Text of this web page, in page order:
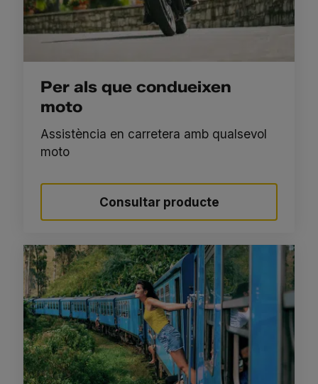
Per als que condueixen
moto
Assistència en carretera amb qualsevol
moto
Consultar producte